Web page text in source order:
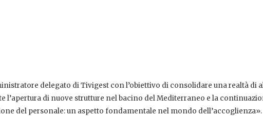
delegato di Tivigest con l’obiettivo di consolidare una realtà di
di nuove strutture nel bacino del Mediterraneo e la
del personale: un aspetto fondamentale nel mondo dell’accoglienza».